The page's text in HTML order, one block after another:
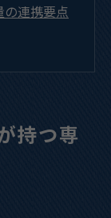
連携要点
を支える
秘訣
ポイント
持つ専